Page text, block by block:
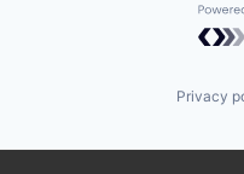
Privacy